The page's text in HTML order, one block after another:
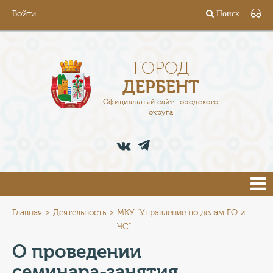
Войти Поиск
ГОРОД
ДЕРБЕНТ
Официальный сайт городского
округа
АДМИНИСТРАЦИЯ
ПРЕСС-ЦЕНТР
ТУРИСТАМ
Главная Деятельность
МКУ "Управление по делам ГО и
ЧС"
О проведении